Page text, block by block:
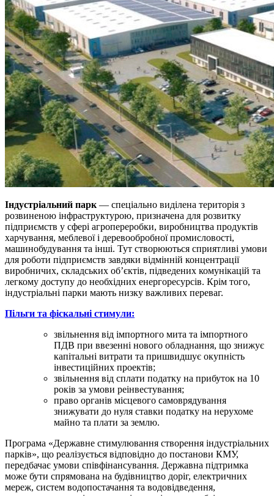
Індустріальний парк — спеціально виділена територія з
розвиненою інфраструктурою, призначена для розвитку
підприємств у сфері агропереробки, виробництва продуктів
харчування, меблевої і деревообробної промисловості,
машинобудування та інші. Тут створюються сприятливі умови
для роботи підприємств завдяки відмінній концентрації
виробничих, складських об’єктів, підведених комунікацій та
легкому доступу до необхідних енергоресурсів. Крім того,
індустріальні парки мають низку важливих переваг.
Пільги та фіскальні стимули:
звільнення від імпортного мита та імпортного
ПДВ при ввезенні нового обладнання, що знижує
капітальні витрати та пришвидшує окупність
інвестиційних проектів;
звільнення від сплати податку на прибуток на 10
років за умови реінвестування;
право органів місцевого самоврядування
знижувати до нуля ставки податку на нерухоме
майно та плати за землю.
Програма «Державне стимулювання створення індустріальних
парків», що реалізується відповідно до постанови КМУ,
передбачає умови співфінансування. Державна підтримка
може бути спрямована на будівництво доріг, електричних
мереж, систем водопостачання та водовідведення,